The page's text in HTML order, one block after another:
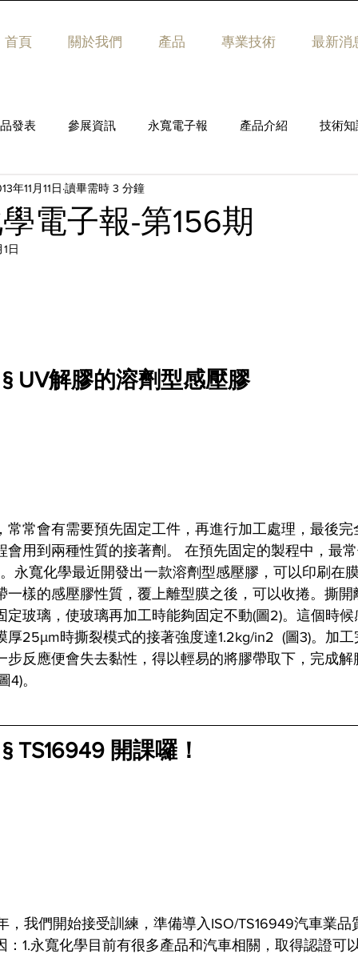
首頁 關於我們 產品 專業技術 最新消
發表 參展資訊 永寬電子報 產品介紹 技術知
電子報-第156期
年11月11日 讀畢需時 3 分鐘
日
UV解膠的溶劑型感壓膠
常常會有需要預先固定工件，再進行加工處理，最後
會用到兩種性質的接著劑。 在預先固定的製程中，最
永寬化學最近開發出一款溶劑型感壓膠，可以印刷在
一樣的感壓膠性質，覆上離型膜之後，可以收捲。撕
定玻璃，使玻璃再加工時能夠固定不動(圖2)。這個時
厚25μm時撕裂模式的接著強度達1.2kg/in2  (圖3)。加
步反應便會失去黏性，得以輕易的將膠帶取下，完成
4)。
TS16949 開課囉！
，我們開始接受訓練，準備導入ISO/TS16949汽車業
：1.永寬化學目前有很多產品和汽車相關，取得認證可